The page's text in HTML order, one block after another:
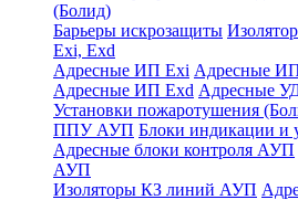
(Болид)
Барьеры искрозащиты
Exi, Exd
Адресные ИП Exi Адресные
Адресные ИП Exd Адресные
Установки пожаротушения
ППУ АУП Блоки индикации и
Адресные блоки контроля АУП
АУП
Изоляторы КЗ линий АУП